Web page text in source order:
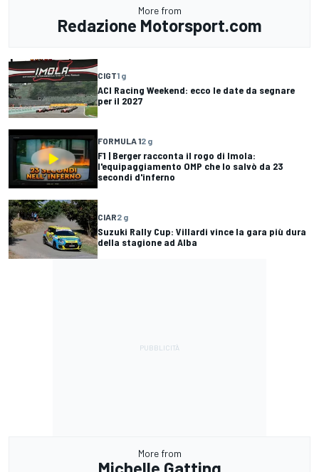
More from
Redazione Motorsport.com
CIGT1 g
ACI Racing Weekend: ecco le date da segnare
per il 2027
FORMULA 12 g
F1 | Berger racconta il rogo di Imola:
l'equipaggiamento OMP che lo salvò da 23
secondi d'inferno
CIAR2 g
Suzuki Rally Cup: Villardi vince la gara più dura
della stagione ad Alba
More from